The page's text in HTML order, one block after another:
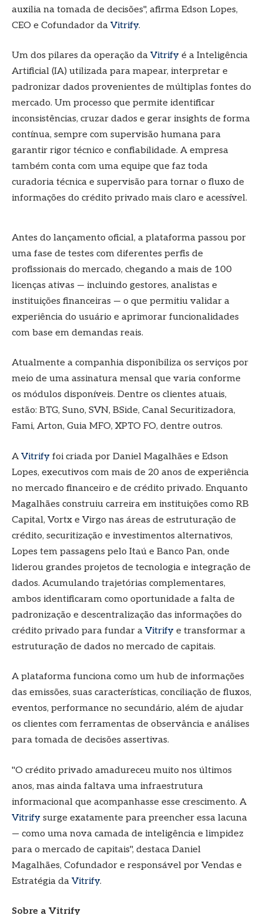
auxilia na tomada de decisões", afirma Edson Lopes,
CEO e Cofundador da Vitrify.
Um dos pilares da operação da Vitrify é a Inteligência
Artificial (IA) utilizada para mapear, interpretar e
padronizar dados provenientes de múltiplas fontes do
mercado. Um processo que permite identificar
inconsistências, cruzar dados e gerar insights de forma
contínua, sempre com supervisão humana para
garantir rigor técnico e confiabilidade. A empresa
também conta com uma equipe que faz toda
curadoria técnica e supervisão para tornar o fluxo de
informações do crédito privado mais claro e acessível.
Antes do lançamento oficial, a plataforma passou por
uma fase de testes com diferentes perfis de
profissionais do mercado, chegando a mais de 100
licenças ativas — incluindo gestores, analistas e
instituições financeiras — o que permitiu validar a
experiência do usuário e aprimorar funcionalidades
com base em demandas reais.
Atualmente a companhia disponibiliza os serviços por
meio de uma assinatura mensal que varia conforme
os módulos disponíveis. Dentre os clientes atuais,
estão: BTG, Suno, SVN, BSide, Canal Securitizadora,
Fami, Arton, Guia MFO, XPTO FO, dentre outros.
A Vitrify foi criada por Daniel Magalhães e Edson
Lopes, executivos com mais de 20 anos de experiência
no mercado financeiro e de crédito privado. Enquanto
Magalhães construiu carreira em instituições como RB
Capital, Vortx e Virgo nas áreas de estruturação de
crédito, securitização e investimentos alternativos,
Lopes tem passagens pelo Itaú e Banco Pan, onde
liderou grandes projetos de tecnologia e integração de
dados. Acumulando trajetórias complementares,
ambos identificaram como oportunidade a falta de
padronização e descentralização das informações do
crédito privado para fundar a Vitrify e transformar a
estruturação de dados no mercado de capitais.
A plataforma funciona como um hub de informações
das emissões, suas características, conciliação de fluxos,
eventos, performance no secundário, além de ajudar
os clientes com ferramentas de observância e análises
para tomada de decisões assertivas.
"O crédito privado amadureceu muito nos últimos
anos, mas ainda faltava uma infraestrutura
informacional que acompanhasse esse crescimento. A
Vitrify surge exatamente para preencher essa lacuna
— como uma nova camada de inteligência e limpidez
para o mercado de capitais", destaca Daniel
Magalhães, Cofundador e responsável por Vendas e
Estratégia da Vitrify.
Sobre a Vitrify